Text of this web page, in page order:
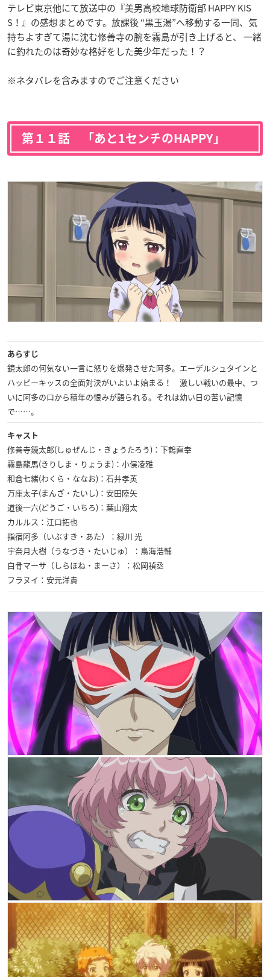
テレビ東京他にて放送中の『美男高校地球防衛部 HAPPY KIS
S！』の感想まとめです。放課後 “黒玉湯”へ移動する一同、気
持ちよすぎて湯に沈む修善寺の腕を霧島が引き上げると、 一緒
に釣れたのは奇妙な格好をした美少年だった！？
※ネタバレを含みますのでご注意ください
第１１話 「あと1センチのHAPPY」
あらすじ
鏡太郎の何気ない一言に怒りを爆発させた阿多。エーデルシュタインと
ハッピーキッスの全面対決がいよいよ始まる！ 激しい戦いの最中、つ
いに阿多の口から積年の恨みが語られる。それは幼い日の苦い記憶
で……。
キャスト
修善寺鏡太郎(しゅぜんじ・きょうたろう)：下鶴直幸
霧島龍馬(きりしま・りょうま)：小俣凌雅
和倉七緒(わくら・ななお)：石井孝英
万座太子(まんざ・たいし)：安田陸矢
道後一六(どうご・いちろ)：葉山翔太
カルルス：江口拓也
指宿阿多（いぶすき・あた）：緑川 光
宇奈月大樹（うなづき・たいじゅ）：鳥海浩輔
白骨マーサ（しらほね・まーさ）：松岡禎丞
フラヌイ：安元洋貴